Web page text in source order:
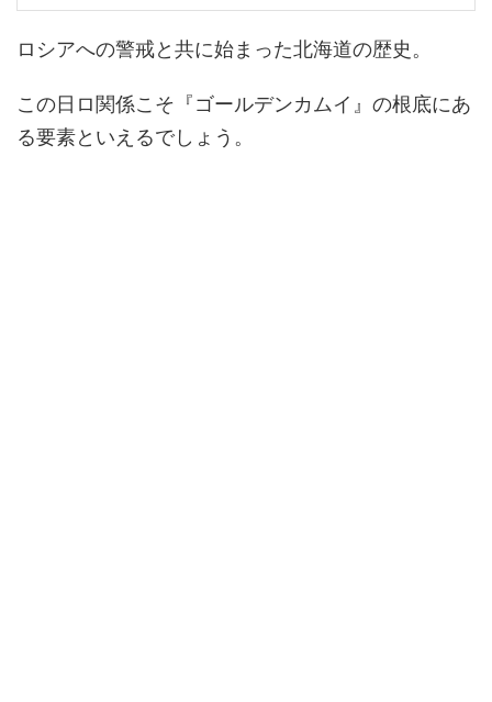
ロシアへの警戒と共に始まった北海道の歴史。
この日ロ関係こそ『ゴールデンカムイ』の根底にあ
る要素といえるでしょう。